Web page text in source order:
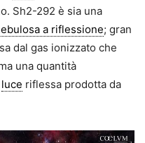
Sh2-292 è sia una
a riflessione; gran
dal gas ionizzato che
una quantità
luce riflessa prodotta da